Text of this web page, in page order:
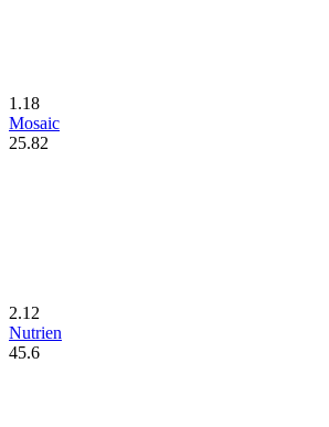
1.18
Mosaic
25.82
2.12
Nutrien
45.6